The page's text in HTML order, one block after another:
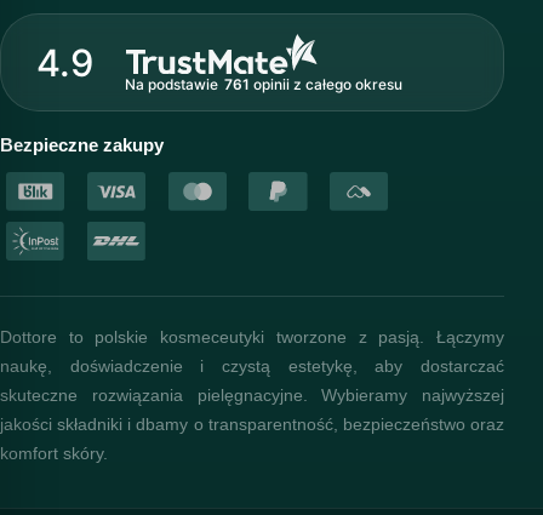
Strefa profesjonalisty
O marce Dottore
Nasz zespół
Akademia i szkolenia
Baza wiedzy
4.9
Na podstawie 761 opiniiz całego okresu
Bezpieczne zakupy
Dottore to polskie kosmeceutyki tworzone z pasją. Łączymy
naukę, doświadczenie i czystą estetykę, aby dostarczać
skuteczne rozwiązania pielęgnacyjne. Wybieramy najwyższej
jakości składniki i dbamy o transparentność, bezpieczeństwo oraz
komfort skóry.